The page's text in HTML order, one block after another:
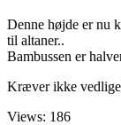
Denne højde er nu
til altaner..
Bambussen er
Kræver ikke
Views: 186